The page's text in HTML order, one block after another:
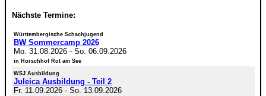
Nächste Termine:
Württembergische Schachjugend
BW Sommercamp 2026
Mo. 31.08.2026- So. 06.09.2026
in Horschhof Rot am See
WSJ Ausbildung
Juleica Ausbildung - Teil 2
Fr. 11.09.2026- So. 13.09.2026